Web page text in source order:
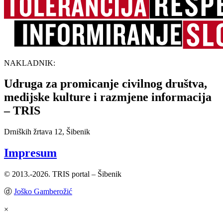
NAKLADNIK:
Udruga za promicanje civilnog društva,
medijske kulture i razmjene informacija
– TRIS
Drniških žrtava 12, Šibenik
Impresum
© 2013.-2026. TRIS portal – Šibenik
ⓓ Joško Gamberožić
×